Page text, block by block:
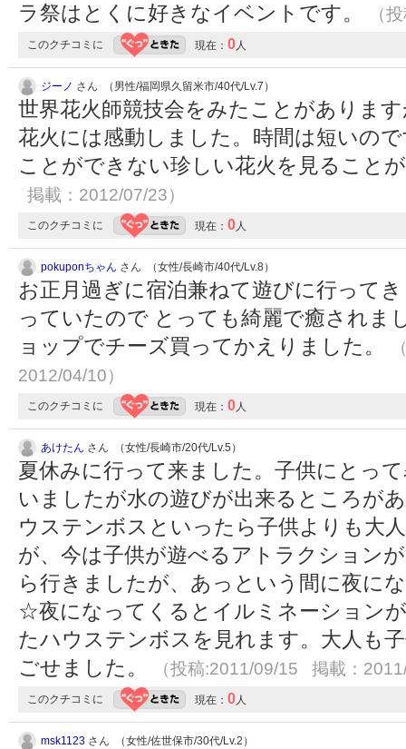
ラ祭はとくに好きなイベントです。
（
このクチコミに 現在： 0人
ジーノ さん （男性/福岡県久留米市/40代/Lv.7）
世界花火師競技会をみたことがありま
花火には感動しました。時間は短いの
ことができない珍しい花火を見ること
掲載：2012/07/23）
このクチコミに 現在： 0人
pokuponちゃん さん （女性/長崎市/40代/Lv.8）
お正月過ぎに宿泊兼ねて遊びに行って
っていたので とっても綺麗で癒され
ョップでチーズ買ってかえりました。
2012/04/10）
このクチコミに 現在： 0人
あけたん さん （女性/長崎市/20代/Lv.5）
夏休みに行って来ました。子供にとっ
いましたが水の遊びが出来るところが
ウステンボスといったら子供よりも大
が、今は子供が遊べるアトラクション
ら行きましたが、あっという間に夜に
☆夜になってくるとイルミネーション
たハウステンボスを見れます。大人も
ごせました。
（投稿:2011/09/15 掲載：
このクチコミに 現在： 0人
msk1123 さん （女性/佐世保市/30代/Lv.2）